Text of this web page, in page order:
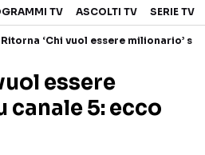
SERIE TV
REALITY SHOW
TV ASCOLTI TV SERIE TV
Ritorna ‘Chi vuol essere milionario’
essere
canale 5: ecco